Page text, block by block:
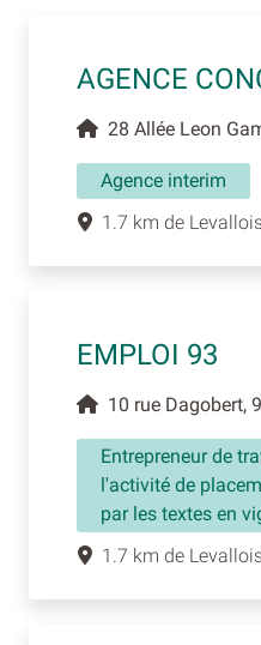
AGENCE
28 Allée Leon
Agence interim
1.7 km de
EMPLOI 93
10 rue Dagobert,
Entrepreneur de
l'activité de
par les textes en
1.7 km de